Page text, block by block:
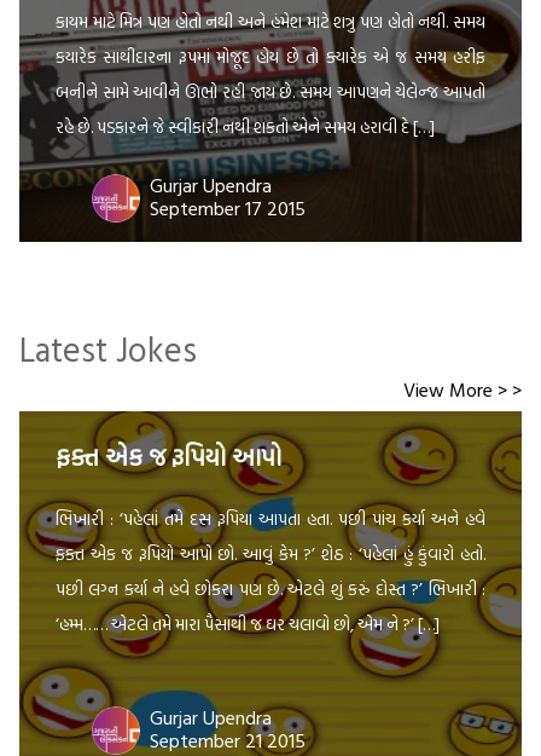
કાયમ માટે મિત્ર પણ હોતો નથી અને હંમેશ માટે શત્રુ પણ હોતો નથી. સમય
કયારેક સાથીદારના રૂપમાં મોજૂદ હોય છે તો ક્યારેક એ જ સમય હરીફ
બનીને સામે આવીને ઊભો રહી જાય છે. સમય આપણને ચેલેન્જ આપતો
રહે છે. પડકારને જે સ્વીકારી નથી શકતો એને સમય હરાવી દે […]
Gurjar Upendra
September 17 2015
Latest Jokes
View More > >
ફક્ત એક જ રૂપિયો આપો
ભિખારી : ‘પહેલાં તમે દસ રૂપિયા આપતા હતા. પછી પાંચ કર્યા અને હવે
ફક્ત એક જ રૂપિયો આપો છો. આવું કેમ ?’ શેઠ : ‘પહેલાં હું કુંવારો હતો.
પછી લગ્ન કર્યા ને હવે છોકરા પણ છે. એટલે શું કરું દોસ્ત ?’ ભિખારી :
‘હમ્મ…… એટલે તમે મારા પૈસાથી જ ઘર ચલાવો છો, એમ ને ?’ […]
Gurjar Upendra
September 21 2015